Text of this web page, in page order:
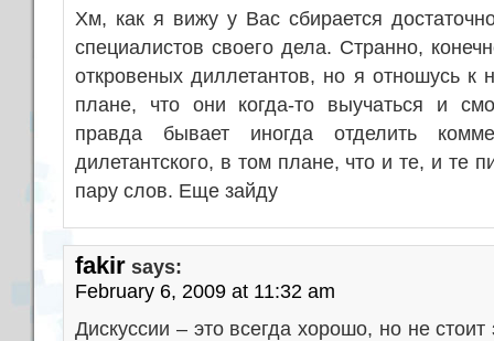
Хм, как я вижу у Вас сбирается
специалистов своего дела. Странно,
откровеных диллетантов, но я отношусь к
плане, что они когда-то выучаться и
правда бывает иногда отделить
дилетантского, в том плане, что и те, и те
пару слов. Еще зайду
fakir says:
February 6, 2009 at 11:32 am
Дискуссии – это всегда хорошо, но не